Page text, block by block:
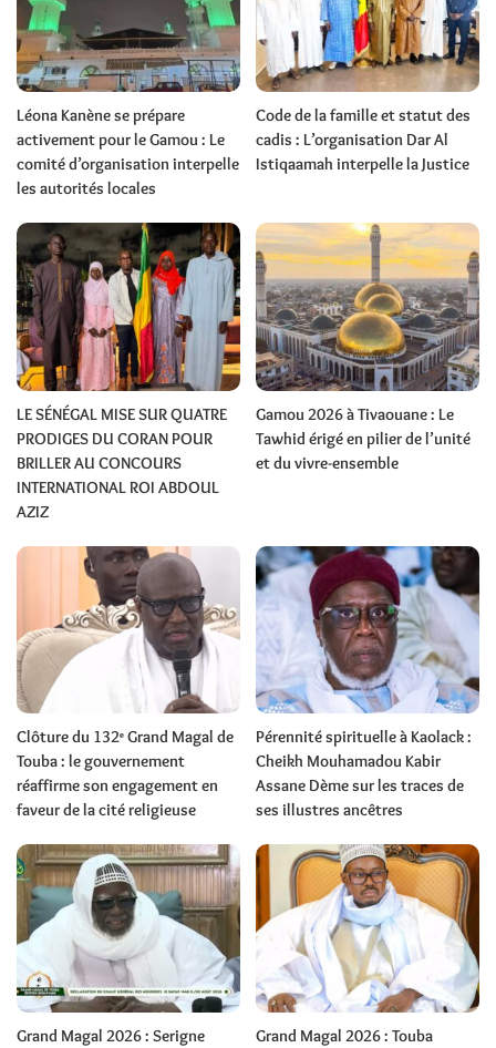
Léona Kanène se prépare
activement pour le Gamou : Le
comité d’organisation interpelle
les autorités locales
Code de la famille et statut des
cadis : L’organisation Dar Al
Istiqaamah interpelle la Justice
LE SÉNÉGAL MISE SUR QUATRE
PRODIGES DU CORAN POUR
BRILLER AU CONCOURS
INTERNATIONAL ROI ABDOUL
AZIZ
Gamou 2026 à Tivaouane : Le
Tawhid érigé en pilier de l’unité
et du vivre-ensemble
Clôture du 132ᵉ Grand Magal de
Touba : le gouvernement
réaffirme son engagement en
faveur de la cité religieuse
Pérennité spirituelle à Kaolack :
Cheikh Mouhamadou Kabir
Assane Dème sur les traces de
ses illustres ancêtres
Grand Magal 2026 : Serigne
Grand Magal 2026 : Touba